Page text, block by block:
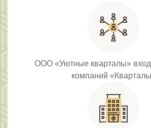
ООО «Уютные кварталы»
компаний